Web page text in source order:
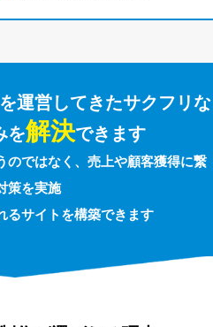
運営してきたサクフリな
を解決できます
のではなく、売上や顧客獲得に繋
策を実施
るサイトを構築できます